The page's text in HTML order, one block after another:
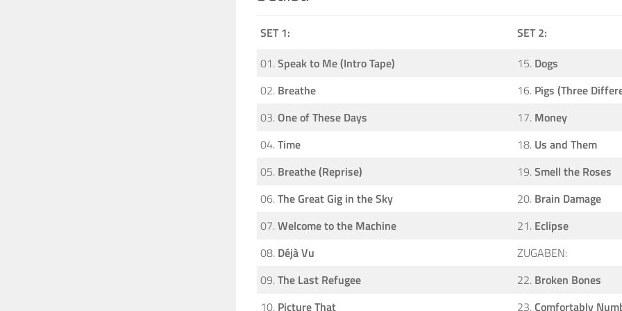
SET 1:
SET 2:
01.Speak to Me (Intro Tape) 15. Dogs
02. Breathe 16. Pigs (Three
03.One of These Days 17. Money
04.Time 18. Us and Them
05. Breathe (Reprise) 19.Smell the Roses
06.The Great Gig in the Sky 20. Brain Damage
07.Welcome to the Machine 21. Eclipse
08. Déjà Vu
ZUGABEN:
09.The Last Refugee 22. Broken Bones
10. Picture That 23.Comfortably